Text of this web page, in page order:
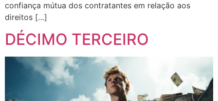
confiança mútua dos contratantes em relação aos
direitos […]
DÉCIMO TERCEIRO